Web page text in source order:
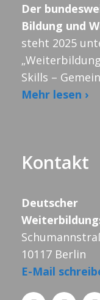
Der
Bildung und
steht 2025
Skills –
Mehr lesen ›
Kontakt
Deutscher
10117 Berlin
E-Mail